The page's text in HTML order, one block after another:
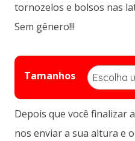
tornozelos e bolsos nas
Sem gênero!!!
Tamanhos
Depois que você finalizar
nos enviar a sua altura e